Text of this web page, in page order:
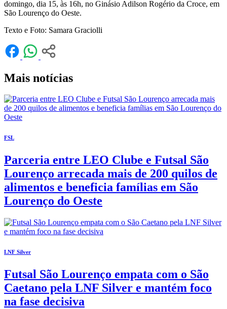
domingo, dia 15, às 16h, no Ginásio Adilson Rogério da Croce, em
São Lourenço do Oeste.
Texto e Foto: Samara Graciolli
Mais notícias
FSL
Parceria entre LEO Clube e Futsal São
Lourenço arrecada mais de 200 quilos de
alimentos e beneficia famílias em São
Lourenço do Oeste
LNF Silver
Futsal São Lourenço empata com o São
Caetano pela LNF Silver e mantém foco
na fase decisiva